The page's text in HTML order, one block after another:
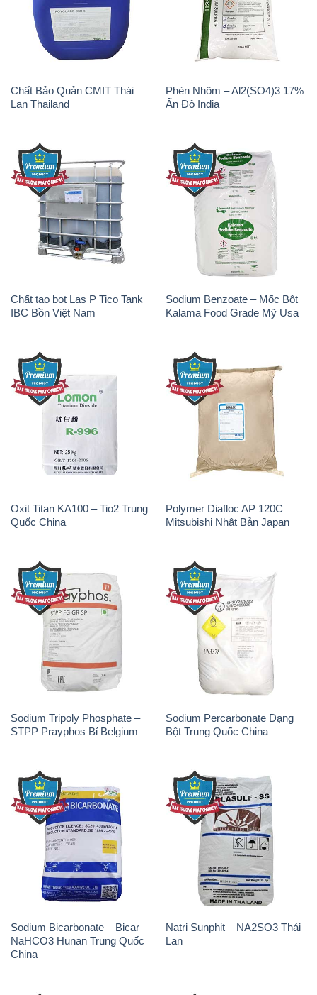
Chất Bảo Quản CMIT Thái
Lan Thailand
Phèn Nhôm – Al2(SO4)3 17%
Ấn Độ India
Chất tạo bọt Las P Tico Tank
IBC Bồn Việt Nam
Sodium Benzoate – Mốc Bột
Kalama Food Grade Mỹ Usa
Oxit Titan KA100 – Tio2 Trung
Quốc China
Polymer Diafloc AP 120C
Mitsubishi Nhật Bản Japan
Sodium Tripoly Phosphate –
STPP Prayphos Bỉ Belgium
Sodium Percarbonate Dạng
Bột Trung Quốc China
Sodium Bicarbonate – Bicar
NaHCO3 Hunan Trung Quốc
China
Natri Sunphit – NA2SO3 Thái
Lan